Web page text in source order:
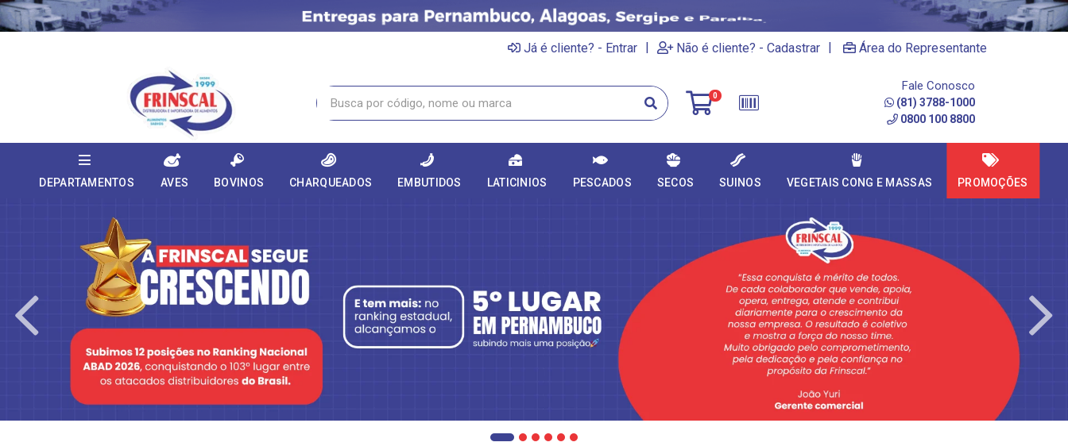
Já é cliente? - Entrar | Não é cliente? - Cadastrar | Área do Representante
0
Fale Conosco
(81) 3788-1000
0800 100 8800
DEPARTAMENTOS AVES BOVINOS CHARQUEADOS EMBUTIDOS LATICINIOS PESCADOS SECOS SUINOS VEGETAIS CONG E MASSAS PROMOÇÕES